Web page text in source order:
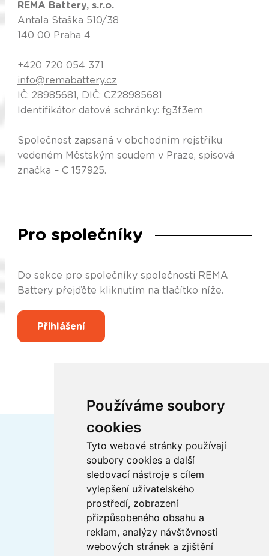
Používáme soubory
cookies
Tyto webové stránky používají
soubory cookies a další
sledovací nástroje s cílem
vylepšení uživatelského
prostředí, zobrazení
přizpůsobeného obsahu a
reklam, analýzy návštěvnosti
webových stránek a zjištění
REMA Battery, s.r.o.
Antala Staška 510/38
140 00 Praha 4
+420 720 054 371
info@remabattery.cz
IČ: 28985681, DIČ: CZ28985681
Identifikátor datové schránky: fg3f3em
Společnost zapsaná v obchodním rejstříku
vedeném Městským soudem v Praze, spisová
značka – C 157925.
Pro společníky
Do sekce pro společníky společnosti REMA
Battery přejďěte kliknutím na tlačítko níže.
Přihlášení
Certifikáty ISO
Buďme ve spojení